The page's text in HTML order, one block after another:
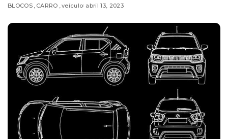
BLOCOS CARRO veículo abril 13, 2023